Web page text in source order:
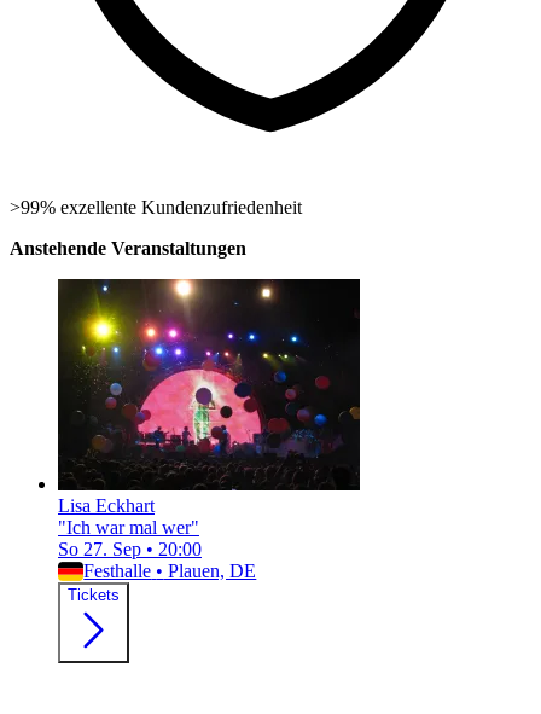
>99% exzellente Kundenzufriedenheit
Anstehende Veranstaltungen
Lisa Eckhart
"Ich war mal wer"
So 27. Sep • 20:00
Festhalle • Plauen, DE
Tickets